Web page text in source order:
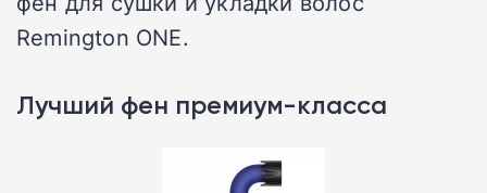
Remington ONE.
Лучший фен премиум-класса